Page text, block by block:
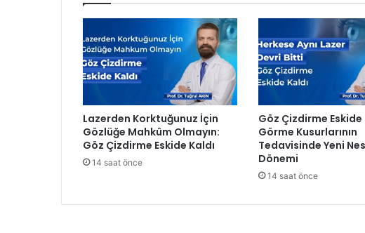
u
r
v
i
n
G
ü
ç
l
ü
y
r
a
m
ı
i
r
l
i
k
Lazerden Korktuğunuz İçin
Gözlüğe Mahkûm Olmayın:
Göz Çizdirme Eskide Kaldı
14 saat önce
Göz Çizdirme Eskide
Görme Kusurlarının
Tedavisinde Yeni
Dönemi
14 saat önce